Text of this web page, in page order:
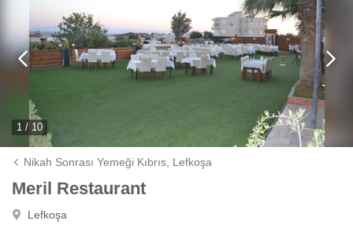
1 / 10
Nikah Sonrası Yemeği Kıbrıs, Lefkoşa
Meril Restaurant
Lefkoşa